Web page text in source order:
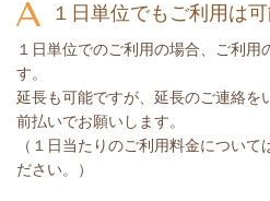
１日単位でもご利用は
１日単位でのご利用の場合、ご利用
す。
延長も可能ですが、延長のご連絡を
前払いでお願いします。
（１日当たりのご利用料金について
ださい。）